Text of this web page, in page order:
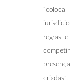
regras
criadas”.